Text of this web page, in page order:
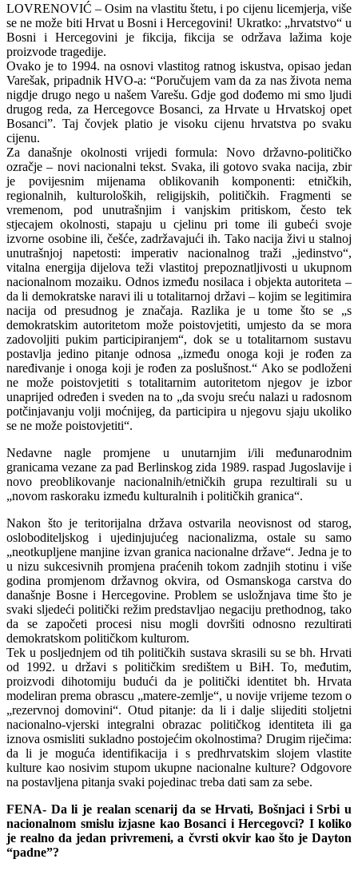
LOVRENOVIĆ – Osim na vlastitu štetu, i po cijenu licemjerja, više
se ne može biti Hrvat u Bosni i Hercegovini! Ukratko: „hrvatstvo“ u
Bosni i Hercegovini je fikcija, fikcija se održava lažima koje
proizvode tragedije.
Ovako je to 1994. na osnovi vlastitog ratnog iskustva, opisao jedan
Varešak, pripadnik HVO-a: “Poručujem vam da za nas života nema
nigdje drugo nego u našem Varešu. Gdje god dođemo mi smo ljudi
drugog reda, za Hercegovce Bosanci, za Hrvate u Hrvatskoj opet
Bosanci”. Taj čovjek platio je visoku cijenu hrvatstva po svaku
cijenu.
Za današnje okolnosti vrijedi formula: Novo državno-političko
ozračje – novi nacionalni tekst. Svaka, ili gotovo svaka nacija, zbir
je povijesnim mijenama oblikovanih komponenti: etničkih,
regionalnih, kulturoloških, religijskih, političkih. Fragmenti se
vremenom, pod unutrašnjim i vanjskim pritiskom, često tek
stjecajem okolnosti, stapaju u cjelinu pri tome ili gubeći svoje
izvorne osobine ili, češće, zadržavajući ih. Tako nacija živi u stalnoj
unutrašnjoj napetosti: imperativ nacionalnog traži „jedinstvo“,
vitalna energija dijelova teži vlastitoj prepoznatljivosti u ukupnom
nacionalnom mozaiku. Odnos između nosilaca i objekta autoriteta –
da li demokratske naravi ili u totalitarnoj državi – kojim se legitimira
nacija od presudnog je značaja. Razlika je u tome što se „s
demokratskim autoritetom može poistovjetiti, umjesto da se mora
zadovoljiti pukim participiranjem“, dok se u totalitarnom sustavu
postavlja jedino pitanje odnosa „između onoga koji je rođen za
naređivanje i onoga koji je rođen za poslušnost.“ Ako se podloženi
ne može poistovjetiti s totalitarnim autoritetom njegov je izbor
unaprijed određen i sveden na to „da svoju sreću nalazi u radosnom
potčinjavanju volji moćnijeg, da participira u njegovu sjaju ukoliko
se ne može poistovjetiti“.
Nedavne nagle promjene u unutarnjim i/ili međunarodnim
granicama vezane za pad Berlinskog zida 1989. raspad Jugoslavije i
novo preoblikovanje nacionalnih/etničkih grupa rezultirali su u
„novom raskoraku između kulturalnih i političkih granica“.
Nakon što je teritorijalna država ostvarila neovisnost od starog,
osloboditeljskog i ujedinjujućeg nacionalizma, ostale su samo
„neotkupljene manjine izvan granica nacionalne države“. Jedna je to
u nizu sukcesivnih promjena praćenih tokom zadnjih stotinu i više
godina promjenom državnog okvira, od Osmanskoga carstva do
današnje Bosne i Hercegovine. Problem se usložnjava time što je
svaki sljedeći politički režim predstavljao negaciju prethodnog, tako
da se započeti procesi nisu mogli dovršiti odnosno rezultirati
demokratskom političkom kulturom.
Tek u posljednjem od tih političkih sustava skrasili su se bh. Hrvati
od 1992. u državi s političkim središtem u BiH. To, međutim,
proizvodi dihotomiju budući da je politički identitet bh. Hrvata
modeliran prema obrascu „matere-zemlje“, u novije vrijeme tezom o
„rezervnoj domovini“. Otud pitanje: da li i dalje slijediti stoljetni
nacionalno-vjerski integralni obrazac političkog identiteta ili ga
iznova osmisliti sukladno postojećim okolnostima? Drugim riječima:
da li je moguća identifikacija i s predhrvatskim slojem vlastite
kulture kao nosivim stupom ukupne nacionalne kulture? Odgovore
na postavljena pitanja svaki pojedinac treba dati sam za sebe.
FENA- Da li je realan scenarij da se Hrvati, Bošnjaci i Srbi u
nacionalnom smislu izjasne kao Bosanci i Hercegovci? I koliko
je realno da jedan privremeni, a čvrsti okvir kao što je Dayton
“padne”?